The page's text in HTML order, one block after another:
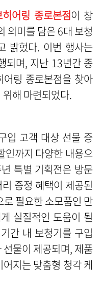
히어링 종로본점이 창
의미를 담은 6대 보청
밝혔다. 이번 행사는
되며, 지난 13년간 종
링 종로본점을 찾아
해 마련되었다.
입 고객 대상 선물 증
인까지 다양한 내용으
특별 기획전은 방문
증정 혜택이 제공된
필요한 소모품인 만
실질적인 도움이 될
간 내 보청기를 구입
물이 제공되며, 제품
지는 맞춤형 청각 케